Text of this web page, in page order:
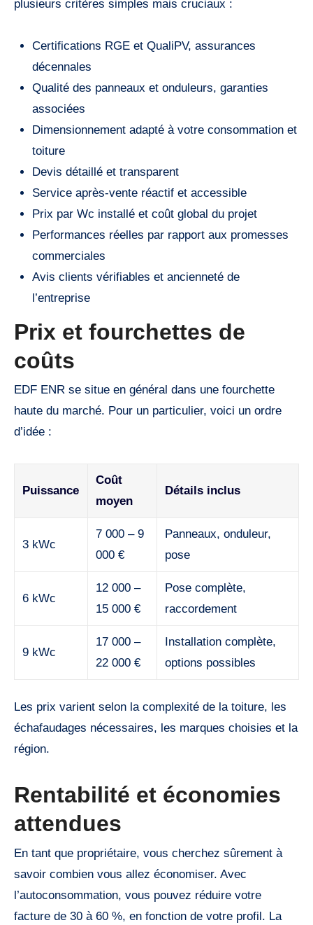
plusieurs critères simples mais cruciaux :
Certifications RGE et QualiPV, assurances
décennales
Qualité des panneaux et onduleurs, garanties
associées
Dimensionnement adapté à votre consommation et
toiture
Devis détaillé et transparent
Service après-vente réactif et accessible
Prix par Wc installé et coût global du projet
Performances réelles par rapport aux promesses
commerciales
Avis clients vérifiables et ancienneté de
l’entreprise
Prix et fourchettes de
coûts
EDF ENR se situe en général dans une fourchette
haute du marché. Pour un particulier, voici un ordre
d’idée :
Puissance
Coût
moyen
Détails inclus
3 kWc
7 000 – 9
000 €
Panneaux, onduleur,
pose
6 kWc
12 000 –
15 000 €
Pose complète,
raccordement
9 kWc
17 000 –
22 000 €
Installation complète,
options possibles
Les prix varient selon la complexité de la toiture, les
échafaudages nécessaires, les marques choisies et la
région.
Rentabilité et économies
attendues
En tant que propriétaire, vous cherchez sûrement à
savoir combien vous allez économiser. Avec
l’autoconsommation, vous pouvez réduire votre
facture de 30 à 60 %, en fonction de votre profil. La